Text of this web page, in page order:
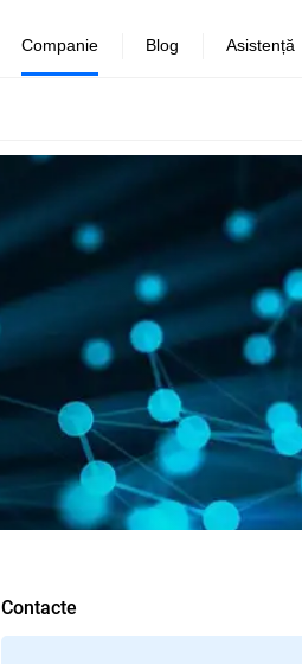
Companie Blog Asistență
Contacte